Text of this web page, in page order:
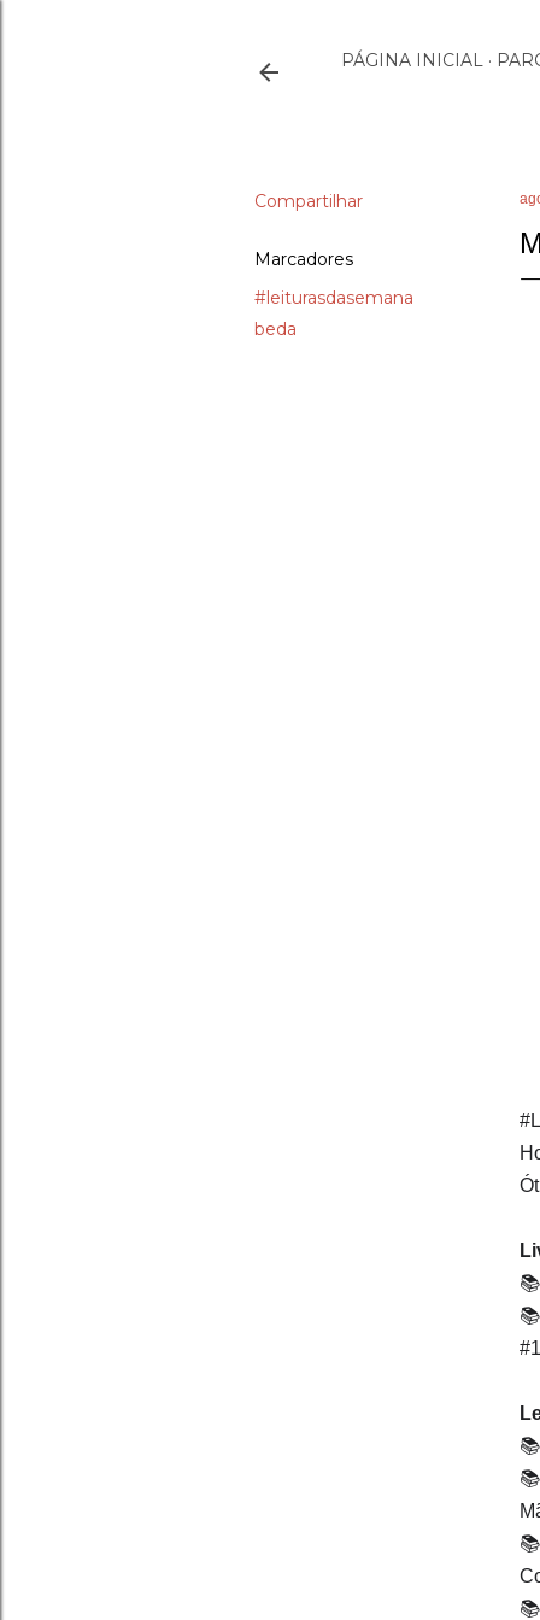
PÁGINA INICIAL
Compartilhar
Marcadores
#leiturasdasemana
beda